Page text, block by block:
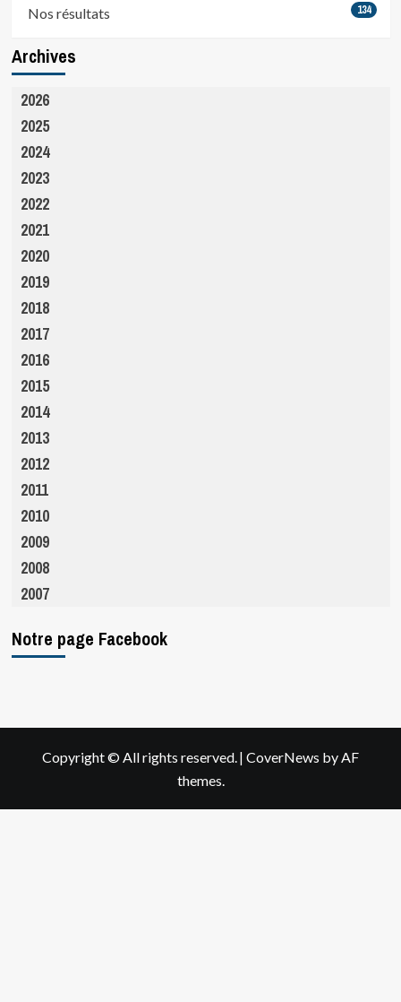
Nos résultats 134
Archives
2026
2025
2024
2023
2022
2021
2020
2019
2018
2017
2016
2015
2014
2013
2012
2011
2010
2009
2008
2007
Notre page Facebook
Copyright © All rights reserved.| CoverNews by AF
themes.